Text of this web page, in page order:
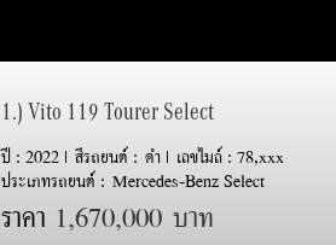
1.) Vito 119 Tourer Select
ปี : 2022 | สีรถยนต์ : ดำ | เลขไมล์ : 78,xxx
ประเภทรถยนต์ : Mercedes-Benz Select
ราคา 1,670,000 บาท